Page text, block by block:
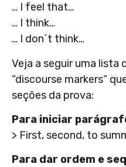
… I feel that…
… I think…
… I don´t think…
Veja a seguir uma lista
“discourse markers”
seções da prova:
Para iniciar
> First, second, to
Para dar ordem e